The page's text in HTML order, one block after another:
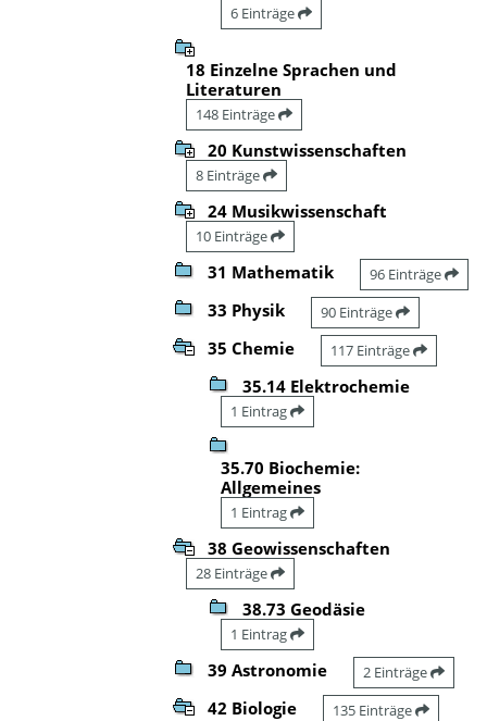
6 Einträge
18 Einzelne Sprachen und
Literaturen
148 Einträge
20 Kunstwissenschaften
8 Einträge
24 Musikwissenschaft
10 Einträge
31 Mathematik 96 Einträge
33 Physik 90 Einträge
35 Chemie 117 Einträge
35.14 Elektrochemie
1 Eintrag
35.70 Biochemie:
Allgemeines
1 Eintrag
38 Geowissenschaften
28 Einträge
38.73 Geodäsie
1 Eintrag
39 Astronomie 2 Einträge
42 Biologie 135 Einträge